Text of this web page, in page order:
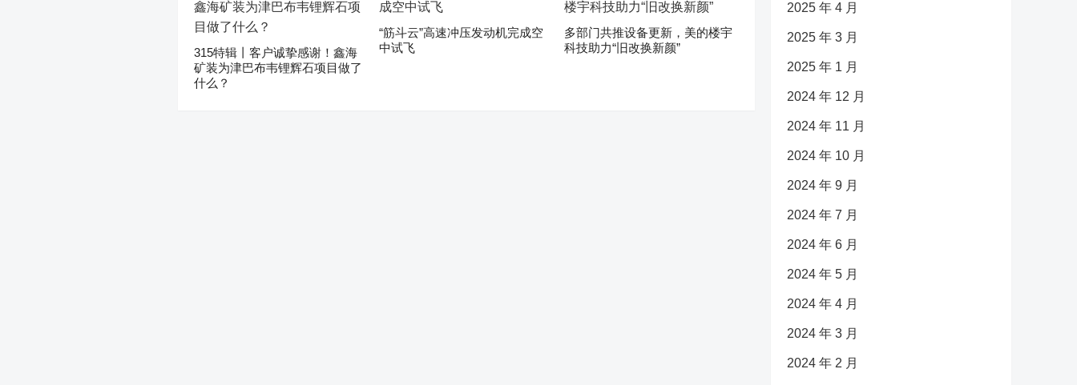
315特辑丨客户诚挚感谢！鑫海
矿装为津巴布韦锂辉石项目做了
什么？
“筋斗云”高速冲压发动机完成空
中试飞
多部门共推设备更新，美的楼宇
科技助力“旧改换新颜”
2025 年 4 月
2025 年 3 月
2025 年 1 月
2024 年 12 月
2024 年 11 月
2024 年 10 月
2024 年 9 月
2024 年 7 月
2024 年 6 月
2024 年 5 月
2024 年 4 月
2024 年 3 月
2024 年 2 月